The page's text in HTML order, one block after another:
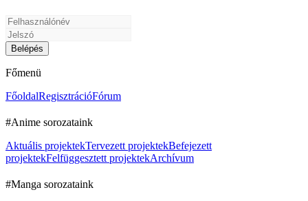
Főmenü
FőoldalRegisztrációFórum
#Anime sorozataink
Aktuális projektekTervezett projektekBefejezett
projektekFelfüggesztett projektekArchívum
#Manga sorozataink